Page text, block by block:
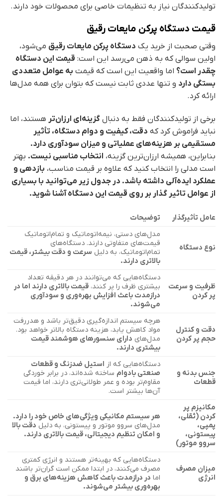
تولیدکنندگان نیاز به تنظیمات خاصی برای محصولات خود دارند.
قیمت دستگاه پرکن مایعات رقیق
وقتی صحبت از خرید یک دستگاه پرکن مایعات رقیق می‌شود،
اولین سوالی که به ذهن می‌رسد این است: قیمت این دستگاه
چقدر است؟ اما واقعیت این است که قیمت به عوامل متعددی
بستگی دارد و تنها عددی ثابت نیست که بتوان برای همه مدل‌ها
ارائه کرد.
برخی از تولیدکنندگان فقط به دنبال گزینه‌ای ارزان‌تر هستند، اما
نباید فراموش کرد که دقت، کیفیت و دوام دستگاه، تأثیر
مستقیمی بر هزینه‌های عملیاتی و میزان سودآوری دارد.
بنابراین، همیشه ارزان‌ترین گزینه، انتخاب مناسبی نیست. بهتر
است مدلی را انتخاب کنید که علاوه بر قیمت مناسب، بازدهی و
عملکرد ایده‌آلی داشته باشد. در جدول زیر می‌توانید با بسیاری
از عوامل تاثیر گذار بر روی قیمت این دستگاه آشنا شوید.
عامل تأثیرگذار توضیحات
نوع دستگاه
مدل‌های دستی، نیمه‌اتوماتیک و تمام‌اتوماتیک
قیمت‌های متفاوتی دارند. دستگاه‌های
تمام‌اتوماتیک، به دلیل سرعت و دقت بیشتر، قیمت
بالاتری دارند.
ظرفیت و سرعت
پر کردن
دستگاه‌هایی که می‌توانند در هر دقیقه تعداد
بیشتری ظرف را پر کنند،قیمت بالاتری دارند اما در
درازمدت باعث افزایش بهره‌وری و سودآوری
می‌شوند.
دقت و کنترل
حجم پر کردن
هرچه سیستم اندازه‌گیری دقیق‌تر باشد و هدررفت
مواد کاهش یابد، هزینه دستگاه بالاتر خواهد بود.
مدل‌های دارای سنسورهای هوشمند قیمت
بیشتری دارند.
جنس بدنه و
قطعات
دستگاه‌هایی که از استیل ضدزنگ و قطعات
صنعتی بادوام ساخته شده‌اند، در برابر خوردگی
مقاوم‌تر بوده و عمر طولانی‌تری دارند، اما قیمت
آن‌ها بیشتر است.
مکانیزم پر
کردن (ثقلی،
پمپی،
پیستونی،
سروو موتور)
هر سیستم مکانیکی ویژگی‌های خاص خود را دارد.
مدل‌های سروو موتور و پیستونی، به دلیل دقت بالا
و امکان تنظیم دیجیتالی، قیمت بالاتری دارند.
میزان مصرف
انرژی
دستگاه‌هایی که بهینه‌تر هستند و انرژی کمتری
مصرف می‌کنند، در ابتدا ممکن است گران‌تر باشند
اما در درازمدت باعث کاهش هزینه‌های برق و
بهره‌وری بیشتر می‌شوند.